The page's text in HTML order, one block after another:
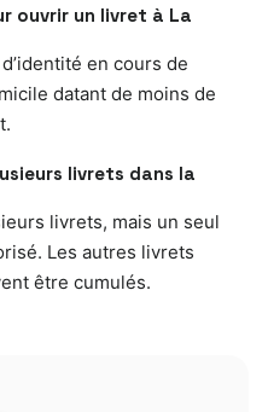
ouvrir un livret à La
en cours de
datant de moins de
livrets dans la
livrets, mais un seul
Les autres livrets
être cumulés.